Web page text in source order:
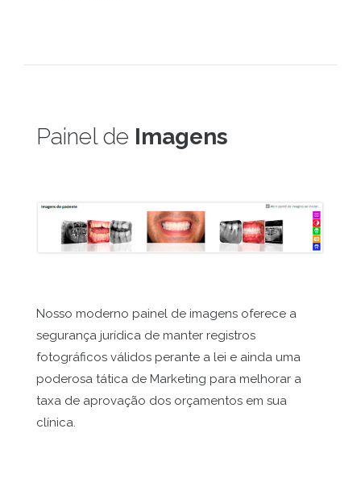
Painel de Imagens
Nosso moderno painel de imagens oferece a
segurança jurídica de manter registros
fotográficos válidos perante a lei e ainda uma
poderosa tática de Marketing para melhorar a
taxa de aprovação dos orçamentos em sua
clínica.